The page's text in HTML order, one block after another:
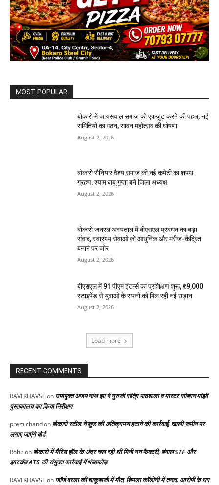
MOST POPULAR
बोकारो में जायसवाल समाज को एकजुट करने की पहल, नई
समितियों का गठन, सावन महोत्सव की घोषणा
August 2, 2026
बोकारो रौनियार वैश्य समाज की नई कमेटी का शपथ
ग्रहण, श्याम बाबू गुप्ता बने जिला अध्यक्ष
August 2, 2026
बोकारो जनरल अस्पताल में बीएसएल प्रबंधन का बड़ा
संवाद, स्वास्थ्य सेवाओं को आधुनिक और मरीज-केंद्रित
बनाने पर जोर
August 2, 2026
बीएसएल में 91 पीएम इंटर्न्स का प्रशिक्षण शुरू, ₹9,000
स्टाइपेंड से युवाओं के सपनों को मिल रही नई उड़ान
August 2, 2026
Load more
RECENT COMMENTS
RAVI KHAVSE on उपायुक्त अजय नाथ झा ने गुरुजी रात्रि पाठशाला व मास्टर सोबरन मांझी
पुस्तकालय का किया निरीक्षण
prem chandon बोकारो स्टील ने शुरू की अतिक्रमण हटाने की कार्रवाई, खाली जमीन पर
लगाए जाएंगे बोर्ड
Rohiton बोकारो में मैरिज हॉल के अंदर चल रही थी मिनी गन फैक्ट्री, बंगाल STF और
झारखंड ATS की संयुक्त कार्रवाई में भंडाफोड़
RAVI KHAVSE on जॉर्ज बरला की चाकूबाजी में मौत, शिमला कॉलोनी में तनाव, आरोपी के घर